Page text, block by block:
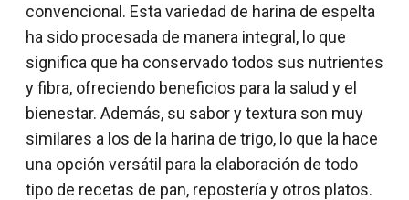
convencional. Esta variedad de harina de espelta
ha sido procesada de manera integral, lo que
significa que ha conservado todos sus nutrientes
y fibra, ofreciendo beneficios para la salud y el
bienestar. Además, su sabor y textura son muy
similares a los de la harina de trigo, lo que la hace
una opción versátil para la elaboración de todo
tipo de recetas de pan, repostería y otros platos.